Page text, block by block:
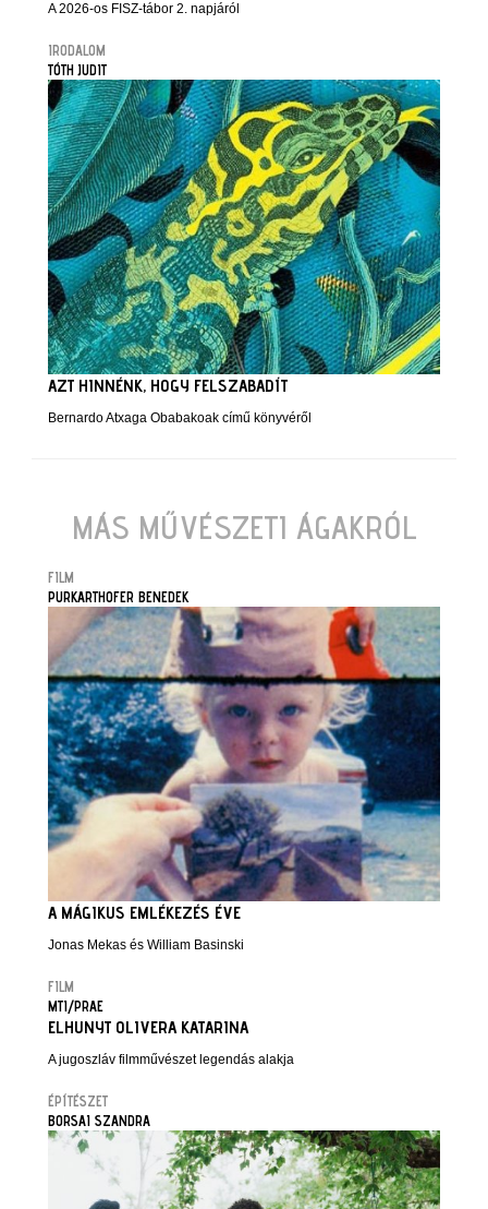
A 2026-os FISZ-tábor 2. napjáról
IRODALOM
TÓTH JUDIT
AZT HINNÉNK, HOGY FELSZABADÍT
Bernardo Atxaga Obabakoak című könyvéről
MÁS MŰVÉSZETI ÁGAKRÓL
FILM
PURKARTHOFER BENEDEK
A MÁGIKUS EMLÉKEZÉS ÉVE
Jonas Mekas és William Basinski
FILM
MTI/PRAE
ELHUNYT OLIVERA KATARINA
A jugoszláv filmművészet legendás alakja
ÉPÍTÉSZET
BORSAI SZANDRA